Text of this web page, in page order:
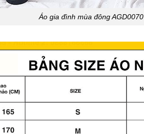
Áo gia đình mùa đông